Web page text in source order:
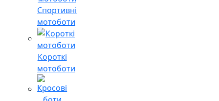
Спортивні
мотоботи
Короткі
мотоботи